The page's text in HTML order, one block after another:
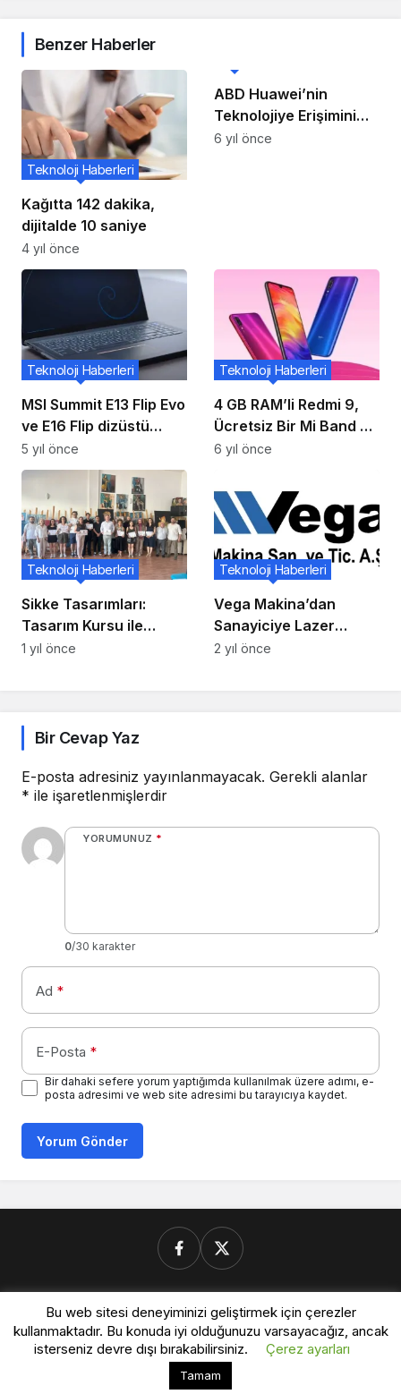
Benzer Haberler
Kağıtta 142 dakika,
dijitalde 10 saniye
Teknoloji Haberleri
4 yıl önce
ABD Huawei’nin
Teknolojiye Erişimini
Kısıtladı.
6 yıl önce
MSI Summit E13 Flip Evo
ve E16 Flip dizüstü
bilgisayarlar kurumsal
kullanıcılar için
üretilmiştir
Teknoloji Haberleri
5 yıl önce
4 GB RAM’li Redmi 9,
Ücretsiz Bir Mi Band 4
İle Birlikte Verilen 149
Vurdu!
Teknoloji Haberleri
6 yıl önce
Sikke Tasarımları:
Tasarım Kursu ile
Yenilikçi Bir Proje
Teknoloji Haberleri
1 yıl önce
Vega Makina’dan
Sanayiciye Lazer
Kaynak Robot Hücresi
Teknoloji Haberleri
2 yıl önce
Bir Cevap Yaz
E-posta adresiniz yayınlanmayacak. Gerekli alanlar
* ile işaretlenmişlerdir
YORUMUNUZ *
0/30 karakter
Ad *
E-Posta *
Bir dahaki sefere yorum yaptığımda kullanılmak üzere adımı, e-
posta adresimi ve web site adresimi bu tarayıcıya kaydet.
Yorum Gönder
Bu web sitesinde en iyi deneyimi yaşamanızı sağlamak
için çerezler kullanılmaktadır.
Donanimforum.com
© Telif Hakkı 2026, Tüm Hakları Saklıdır.
Bu web sitesi deneyiminizi geliştirmek için çerezler
kullanmaktadır. Bu konuda iyi olduğunuzu varsayacağız, ancak
isterseniz devre dışı bırakabilirsiniz.
Çerez ayarları
Tamam